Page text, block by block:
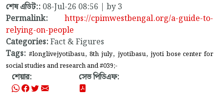
শেষ এডিট:: 08-Jul-26 08:56 | by 3
Permalink:
https://cpimwestbengal.org/a-guide-to-
relying-on-people
Categories:Fact & Figures
Tags: #longlivejyotibasu,8th july, jyotibasu,jyoti bose center for
social studies and research and #039;-
শেয়ার: সেভ পিডিএফ: